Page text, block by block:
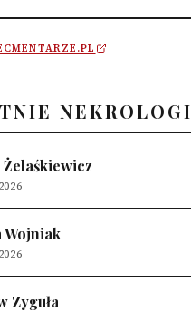
NEKROLOGI
Wojniak
Zyguła